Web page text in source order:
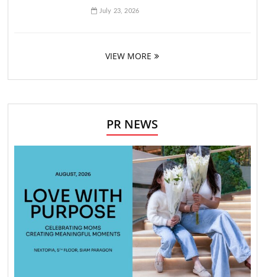
July 23, 2026
VIEW MORE
PR NEWS